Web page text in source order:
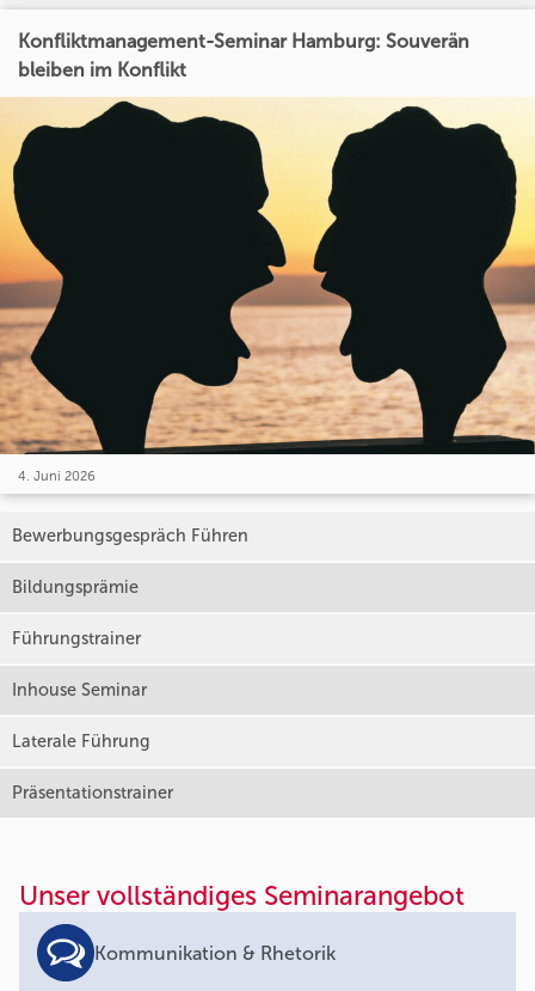
Konfliktmanagement-Seminar Hamburg: Souverän
bleiben im Konflikt
4. Juni 2026
Bewerbungsgespräch Führen
Bildungsprämie
Führungstrainer
Inhouse Seminar
Laterale Führung
Präsentationstrainer
Unser vollständiges Seminarangebot
Kommunikation & Rhetorik